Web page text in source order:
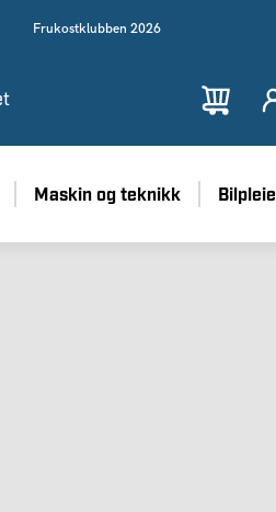
Frukostklubben 2026
Maskin og teknikk Bilpleie